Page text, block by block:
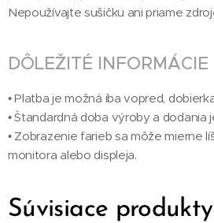
Nepoužívajte sušičku ani priame
DÔLEŽITÉ INFORMÁCIE
• Platba je možná iba vopred,
• Štandardná doba výroby a dodania
• Zobrazenie farieb sa môže mierne
monitora alebo displeja.
Súvisiace produkty